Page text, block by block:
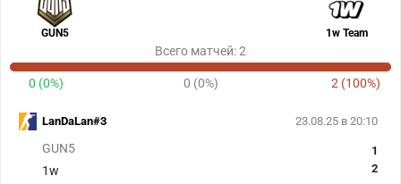
GUN5 1w Team
Всего матчей: 2
0 (0%) 0 (0%) 2 (100%)
23.08.25 в 20:10
GUN5
1w
1
2
LanDaLan#3